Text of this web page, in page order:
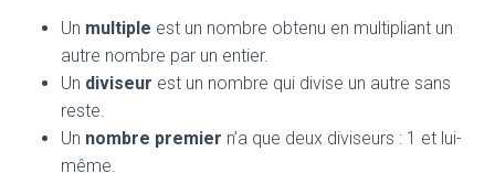
Un multiple est un nombre obtenu en multipliant un
autre nombre par un entier.
Un diviseur est un nombre qui divise un autre sans
reste.
Un nombre premier n’a que deux diviseurs : 1 et lui-
même.